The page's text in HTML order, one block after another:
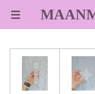
Ga
direct
hoofdinhoud